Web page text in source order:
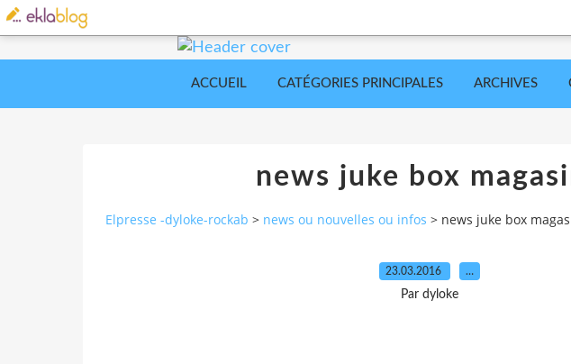
ACCUEIL CATÉGORIES PRINCIPALES ARCHIVES
news juke box
Elpresse -dyloke-rockab > news ou nouvelles ou infos > news juke box
23.03.2016 …
Par dyloke